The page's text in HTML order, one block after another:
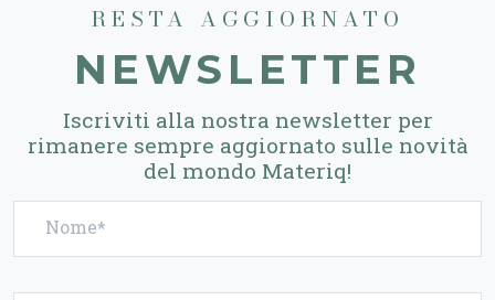
RESTA AGGIORNATO
NEWSLETTER
Iscriviti alla nostra newsletter per
rimanere sempre aggiornato sulle novità
del mondo Materiq!
Nome